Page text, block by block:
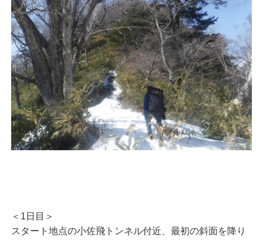
＜1日目＞
スタート地点の小佐飛トンネル付近、最初の斜面を降り